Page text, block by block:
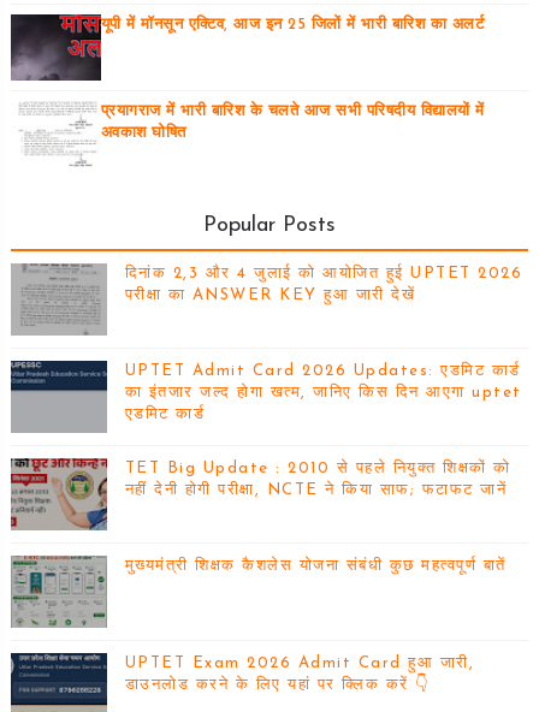
यूपी में मॉनसून एक्टिव, आज इन 25 जिलों में भारी बारिश का अलर्ट
प्रयागराज में भारी बारिश के चलते आज सभी परिषदीय विद्यालयों में
अवकाश घोषित
Popular Posts
दिनांक 2,3 और 4 जुलाई को आयोजित हुई UPTET 2026
परीक्षा का ANSWER KEY हुआ जारी देखें
UPTET Admit Card 2026 Updates: एडमिट कार्ड
का इंतजार जल्द होगा खत्म, जानिए किस दिन आएगा uptet
एडमिट कार्ड
TET Big Update : 2010 से पहले नियुक्त शिक्षकों को
नहीं देनी होगी परीक्षा, NCTE ने किया साफ; फटाफट जानें
मुख्यमंत्री शिक्षक कैशलेस योजना संबंधी कुछ महत्वपूर्ण बातें
UPTET Exam 2026 Admit Card हुआ जारी,
डाउनलोड करने के लिए यहां पर क्लिक करें 👇